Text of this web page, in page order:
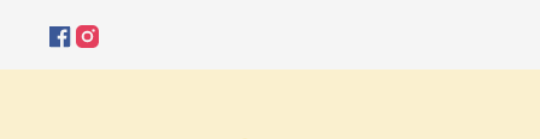
Facebook
Instagram